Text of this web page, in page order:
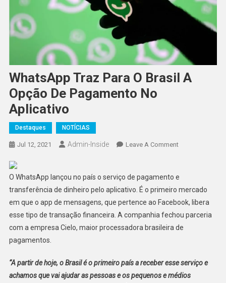
WhatsApp Traz Para O Brasil A
Opção De Pagamento No
Aplicativo
Destaques NOTÍCIAS
Jul 12, 2021 Admin-Inside Leave A CommentOn
Para
O
Brasil
A
Opção
No
Aplicativo
O WhatsApp lançou no país o serviço de pagamento e
transferência de dinheiro pelo aplicativo. É o primeiro mercado
em que o app de mensagens, que pertence ao Facebook, libera
esse tipo de transação financeira. A companhia fechou parceria
com a empresa Cielo, maior processadora brasileira de
pagamentos.
“A partir de hoje, o Brasil é o primeiro país a receber esse serviço e
achamos que vai ajudar as pessoas e os pequenos e médios